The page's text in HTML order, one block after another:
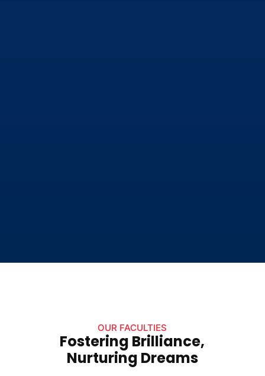
OUR FACULTIES
Fostering Brilliance,
Nurturing Dreams